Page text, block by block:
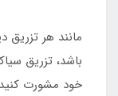
مانند هر
باشد، تزریق
خود مشورت